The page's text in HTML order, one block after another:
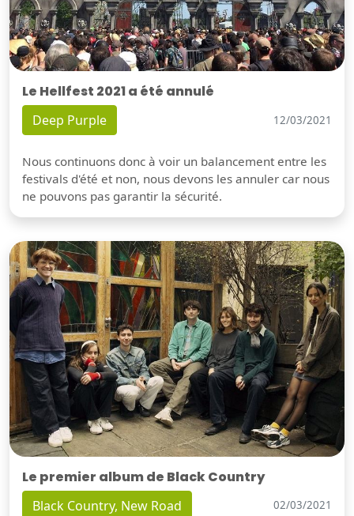
Le Hellfest 2021 a été annulé
Deep Purple 12/03/2021
Nous continuons donc à voir un balancement entre les
festivals d'été et non, nous devons les annuler car nous
ne pouvons pas garantir la sécurité.
Le premier album de Black Country
Black Country, New Road 02/03/2021